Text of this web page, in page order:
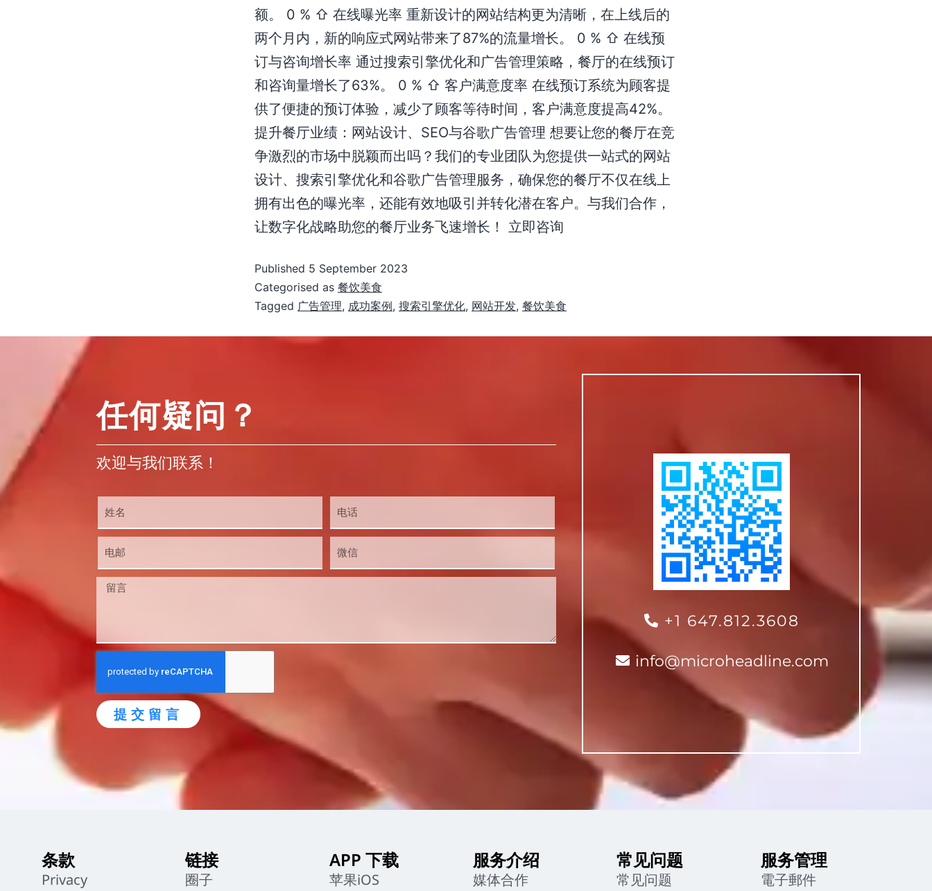
额。 0 % ⇧ 在线曝光率 重新设计的网站结构更为清晰，在上线后的
两个月内，新的响应式网站带来了87%的流量增长。 0 % ⇧ 在线预
订与咨询增长率 通过搜索引擎优化和广告管理策略，餐厅的在线预订
和咨询量增长了63%。 0 % ⇧ 客户满意度率 在线预订系统为顾客提
供了便捷的预订体验，减少了顾客等待时间，客户满意度提高42%。
提升餐厅业绩：网站设计、SEO与谷歌广告管理 想要让您的餐厅在竞
争激烈的市场中脱颖而出吗？我们的专业团队为您提供一站式的网站
设计、搜索引擎优化和谷歌广告管理服务，确保您的餐厅不仅在线上
拥有出色的曝光率，还能有效地吸引并转化潜在客户。与我们合作，
让数字化战略助您的餐厅业务飞速增长！ 立即咨询
Published 5 September 2023
Categorised as 餐饮美食
Tagged 广告管理, 成功案例, 搜索引擎优化, 网站开发, 餐饮美食
任何疑问？
欢迎与我们联系！
提交留言
+1 647.812.3608
info@microheadline.com
条款
Privacy
链接
圈子
APP 下载
苹果iOS
服务介绍
媒体合作
常见问题
常见问题
服务管理
電子郵件